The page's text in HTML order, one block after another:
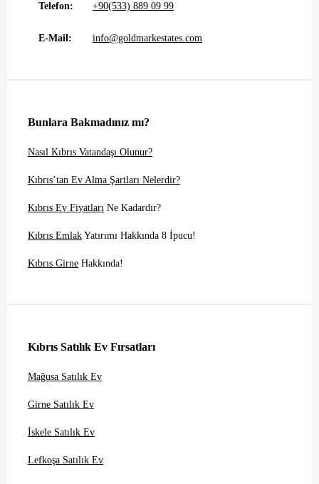
Telefon: +90(533) 889 09 99
E-Mail: info@goldmarkestates.com
Bunlara Bakmadınız mı?
Nasıl Kıbrıs Vatandaşı Olunur?
Kıbrıs’tan Ev Alma Şartları Nelerdir?
Kıbrıs Ev Fiyatları Ne Kadardır?
Kıbrıs Emlak Yatırımı Hakkında 8 İpucu!
Kıbrıs Girne Hakkında!
Kıbrıs Satılık Ev Fırsatları
Mağusa Satılık Ev
Girne Satılık Ev
İskele Satılık Ev
Lefkoşa Satılık Ev